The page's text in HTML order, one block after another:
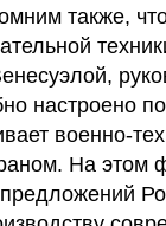
также,
настроено
военно-
На этом